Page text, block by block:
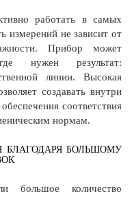
работать в самых
измерений не зависит от
Прибор может
нужен результат:
линии. Высокая
создавать внутри
соответствия
нормам.
БЛАГОДАРЯ БОЛЬШОМУ
большое количество